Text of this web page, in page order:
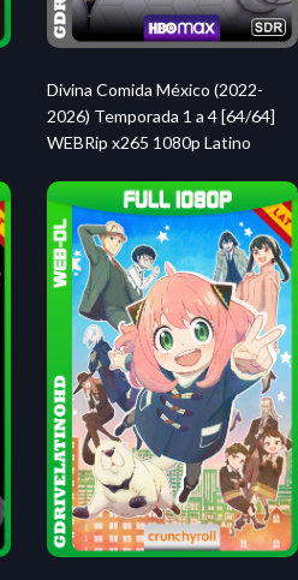
Divina Comida México (2022-
2026) Temporada 1 a 4 [64/64]
WEBRip x265 1080p Latino